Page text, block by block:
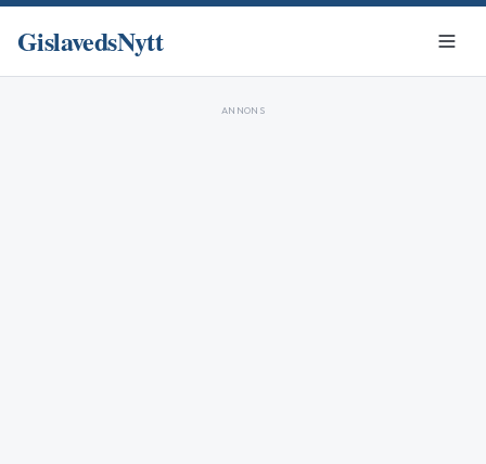
GislavedsNytt
ANNONS